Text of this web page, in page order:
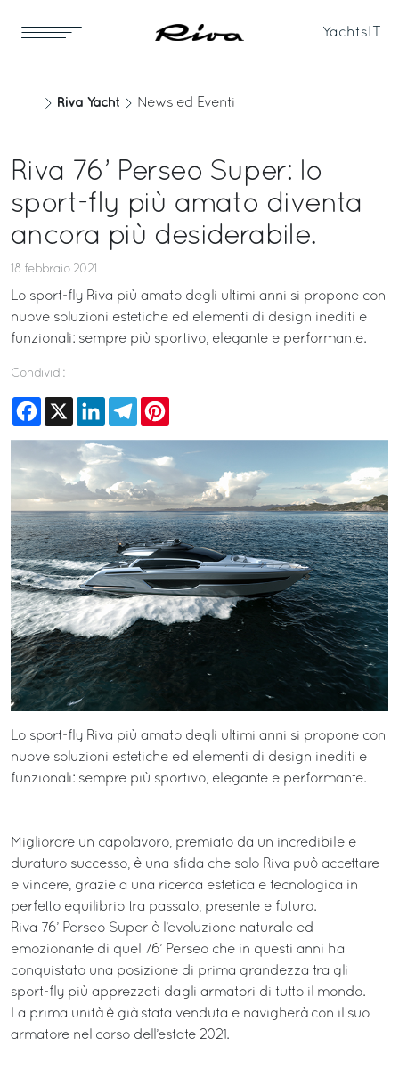
Yachts
Riva Yacht News ed Eventi
Riva 76’ Perseo Super: lo
sport-fly più amato diventa
ancora più desiderabile.
18 febbraio 2021
Lo sport-fly Riva più amato degli ultimi anni si propone con
nuove soluzioni estetiche ed elementi di design inediti e
funzionali: sempre più sportivo, elegante e performante.
Condividi:
Facebook
X LinkedInTelegram
Lo sport-fly Riva più amato degli ultimi anni si propone con
nuove soluzioni estetiche ed elementi di design inediti e
funzionali: sempre più sportivo, elegante e performante.
Migliorare un capolavoro, premiato da un incredibile e
duraturo successo, è una sfida che solo Riva può accettare
e vincere, grazie a una ricerca estetica e tecnologica in
perfetto equilibrio tra passato, presente e futuro.
Riva 76’ Perseo Super è l’evoluzione naturale ed
emozionante di quel 76’ Perseo che in questi anni ha
conquistato una posizione di prima grandezza tra gli
sport-fly più apprezzati dagli armatori di tutto il mondo.
La prima unità è già stata venduta e navigherà con il suo
armatore nel corso dell’estate 2021.